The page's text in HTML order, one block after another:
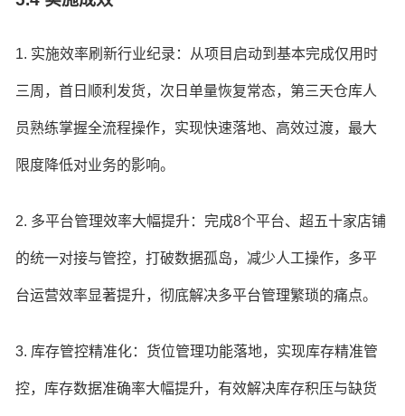
1. 实施效率刷新行业纪录：从项目启动到基本完成仅用时
三周，首日顺利发货，次日单量恢复常态，第三天仓库人
员熟练掌握全流程操作，实现快速落地、高效过渡，最大
限度降低对业务的影响。
2. 多平台管理效率大幅提升：完成8个平台、超五十家店铺
的统一对接与管控，打破数据孤岛，减少人工操作，多平
台运营效率显著提升，彻底解决多平台管理繁琐的痛点。
3. 库存管控精准化：货位管理功能落地，实现库存精准管
控，库存数据准确率大幅提升，有效解决库存积压与缺货